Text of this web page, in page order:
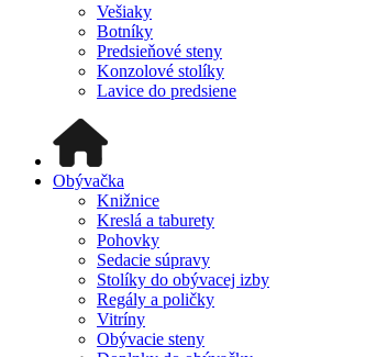
Vešiaky
Botníky
Predsieňové steny
Konzolové stolíky
Lavice do predsiene
Obývačka
Knižnice
Kreslá a taburety
Pohovky
Sedacie súpravy
Stolíky do obývacej izby
Regály a poličky
Vitríny
Obývacie steny